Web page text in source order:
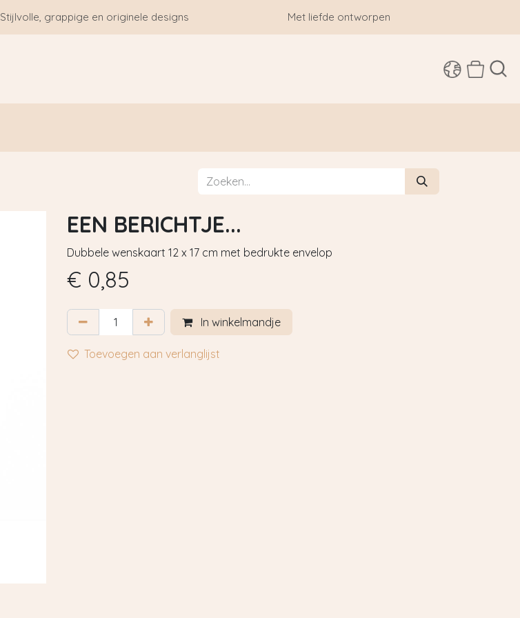
Stijlvolle, grappige en originele designs Met liefde ontworpen
EEN BERICHTJE...
Dubbele wenskaart 12 x 17 cm met bedrukte envelop
€ 0,85
In winkelmandje
Toevoegen aan verlanglijst